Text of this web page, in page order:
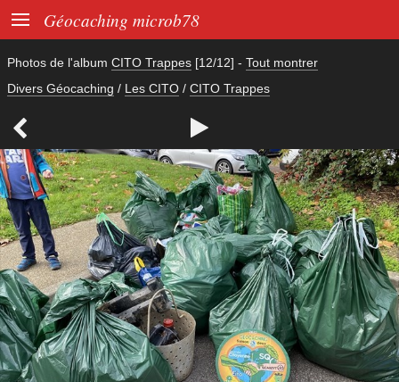
 Géocaching microb78
Photos de l'album CITO Trappes [12/12] - Tout montrer
Divers Géocaching / Les CITO / CITO Trappes
 